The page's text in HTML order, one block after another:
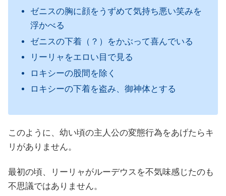
ゼニスの胸に顔をうずめて気持ち悪い笑みを
浮かべる
ゼニスの下着（？）をかぶって喜んでいる
リーリャをエロい目で見る
ロキシーの股間を除く
ロキシーの下着を盗み、御神体とする
このように、幼い頃の主人公の変態行為をあげたらキ
リがありません。
最初の頃、リーリャがルーデウスを不気味感じたのも
不思議ではありません。